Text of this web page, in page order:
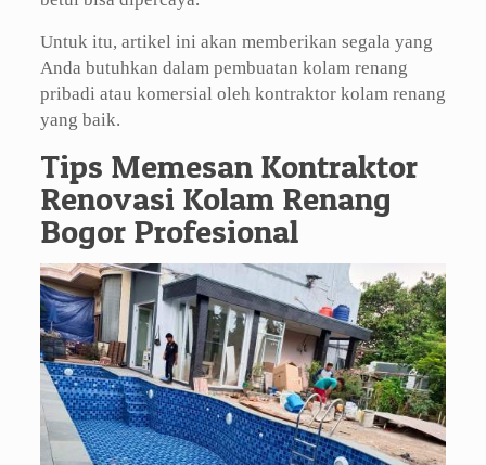
Untuk itu, artikel ini akan memberikan segala yang
Anda butuhkan dalam pembuatan kolam renang
pribadi atau komersial oleh kontraktor kolam renang
yang baik.
Tips Memesan Kontraktor
Renovasi Kolam Renang
Bogor Profesional